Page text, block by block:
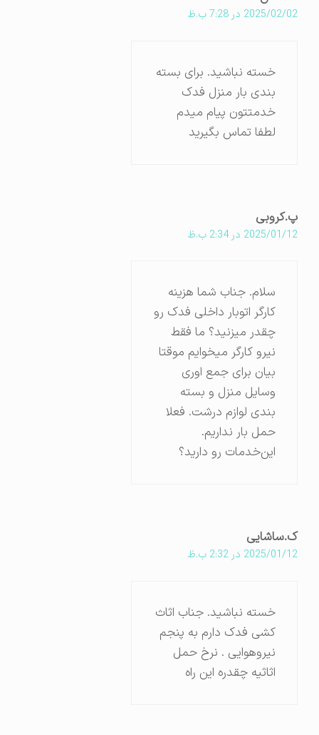
2025/02/02 در 7:28 ب.ظ
خسته نباشید. برای بسته
بندی بار منزل فدک
خدمتتون پیام میدم
لطفا تماس بگیرید
پ.کروبی
2025/01/12 در 2:34 ب.ظ
سلام. جناب شما هزینه
کارگر اتوبار داخلی فدک رو
چقدر میزنید؟ ما فقط
نیرو کارگر میخوایم موقتا
بیان برای جمع اوری
وسایل منزل و بسته
بندی لوازم درشت. فعلا
حمل بار نداریم.
این‌خدمات رو دارید؟
ک.ساشایی
2025/01/12 در 2:32 ب.ظ
خسته نباشید. جناب اثاث
کشی فدک دارم به پنجم
نیروهوایی . نرخ حمل
اثاثیه چقدره این راه